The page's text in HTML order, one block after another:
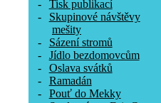
-
Tisk publikací
-
Skupinové návštěvy
mešity
-
Sázení stromů
-
Jídlo bezdomovcům
-
Oslava svátků
-
Ramadán
-
Pouť do Mekky